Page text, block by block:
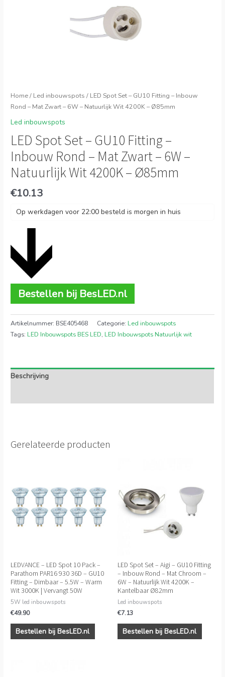
Home/ Led inbouwspots / LED Spot Set – GU10 Fitting – Inbouw
Rond – Mat Zwart – 6W – Natuurlijk Wit 4200K – Ø85mm
Led inbouwspots
LED Spot Set – GU10 Fitting –
Inbouw Rond – Mat Zwart – 6W –
Natuurlijk Wit 4200K – Ø85mm
€10.13
Op werkdagen voor 22:00 besteld is morgen in huis
Bestellen bij BesLED.nl
Artikelnummer: BSE405468 Categorie: Led inbouwspots
Tags: LED Inbouwspots BES LED, LED Inbouwspots Natuurlijk wit
Beschrijving
Gerelateerde producten
LEDVANCE – LED Spot 10 Pack –
Parathom PAR16 930 36D – GU10
Fitting – Dimbaar – 5.5W – Warm
Wit 3000K | Vervangt 50W
5W led inbouwspots
€49.90
Bestellen bij BesLED.nl
LED Spot Set – Aigi – GU10 Fitting
– Inbouw Rond – Mat Chroom –
6W – Natuurlijk Wit 4200K –
Kantelbaar Ø82mm
Led inbouwspots
€7.13
Bestellen bij BesLED.nl